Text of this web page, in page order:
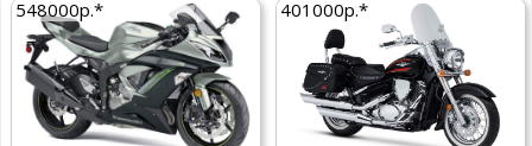
548000р.* 401000р.*